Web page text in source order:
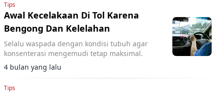
Tips
Awal Kecelakaan Di Tol Karena
Bengong Dan Kelelahan
Selalu waspada dengan kondisi tubuh agar
konsenterasi mengemudi tetap maksimal.
4 bulan yang lalu
Tips